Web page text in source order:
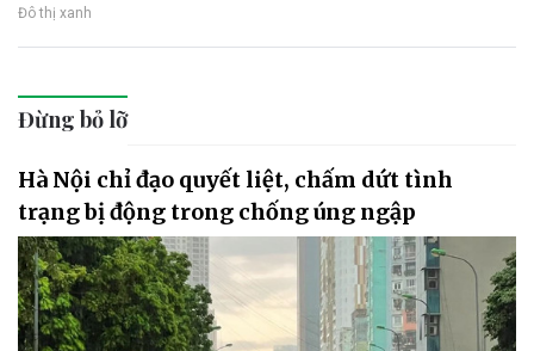
Đô thị xanh
Đừng bỏ lỡ
Hà Nội chỉ đạo quyết liệt, chấm dứt tình
trạng bị động trong chống úng ngập